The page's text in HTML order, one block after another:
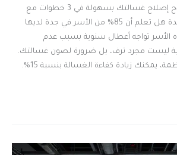
3 خطوات سهلة لإصلاح إصلاح غسالتك بسهولة في 3 خطوات مع
شركة Spin Tech في جدة هل تعلم أن 85% من الأسر في جدة لديها
من هذه الأسر تواجه أعطال سنوية بسبب عدم
الدورية ليست مجرد ترف، بل ضرورة لصون غسالتك.
يمكنك زيادة كفاءة الغسالة بنسبة 15%.